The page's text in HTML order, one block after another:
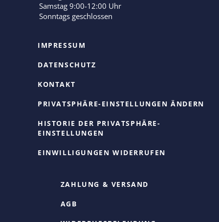
ZAHLUNG & VERSAND
AGB
IMPRESSUM
DATENSCHUTZ
KONTAKT
PRIVATSPHÄRE-EINSTELLUNGEN ÄNDERN
HISTORIE DER PRIVATSPHÄRE-
EINSTELLUNGEN
EINWILLIGUNGEN WIDERRUFEN
Samstag 9:00-12:00 Uhr
Sonntags geschlossen